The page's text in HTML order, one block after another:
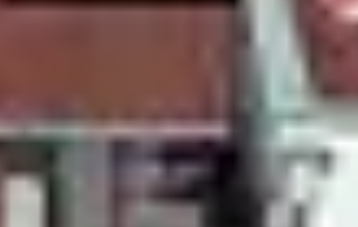
le temps d’un week-end à la neige